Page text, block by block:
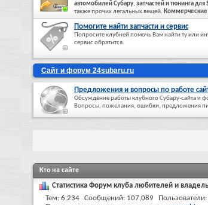
автомобилей Субару, запчастей и тюнинга для
также прочих легальных вещей.
Помогите найти запчасти и сервис
Попросите клубней помочь Вам найти ту или
сервис обратится.
Сайт и форум 24subaru.ru
Предложения и вопросы по работе
Обсуждение работы клубного Субару-сайта и
Вопросы, пожелания, ошибки, предложения
Кто на сайте
Статистика Форум клуба любителей и
Тем 6,234 Сообщений 107,089 Пользователи